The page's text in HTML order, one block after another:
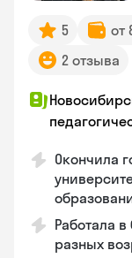
5 от
2 отзыва
Окончила
Работала
разных